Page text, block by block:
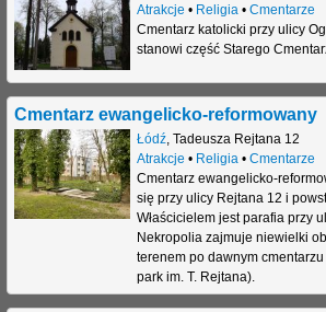
Atrakcje • Religia• Cmentarze
Cmentarz katolicki przy ulicy
stanowi część Starego
Cmentarz ewangelicko-reformowany
Łódź, Tadeusza Rejtana 12
Atrakcje • Religia• Cmentarze
Cmentarz ewangelicko-
się przy ulicy Rejtana 12 i
Właścicielem jest parafia przy
Nekropolia zajmuje niewielki
terenem po dawnym
park im. T. Rejtana).